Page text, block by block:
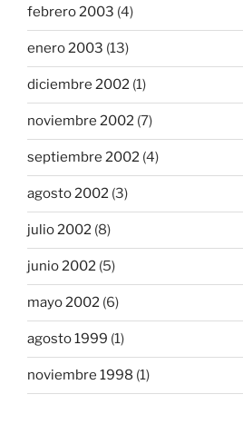
febrero 2003 (4)
enero 2003 (13)
diciembre 2002 (1)
noviembre 2002 (7)
septiembre 2002 (4)
agosto 2002 (3)
julio 2002 (8)
junio 2002 (5)
mayo 2002 (6)
agosto 1999 (1)
noviembre 1998 (1)